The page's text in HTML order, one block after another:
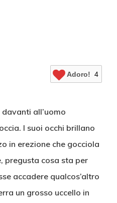
Adoro! 4
all’uomo
I suoi occhi brillano
in erezione che gocciola
pregusta cosa sta per
accadere qualcos’altro
un grosso uccello in